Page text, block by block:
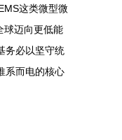
这类微型微
球迈向更低能
务必以坚守统
系而电的核心